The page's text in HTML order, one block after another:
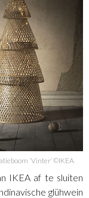
‘Vinter’ ©IKEA
IKEA af te sluiten
glühwein